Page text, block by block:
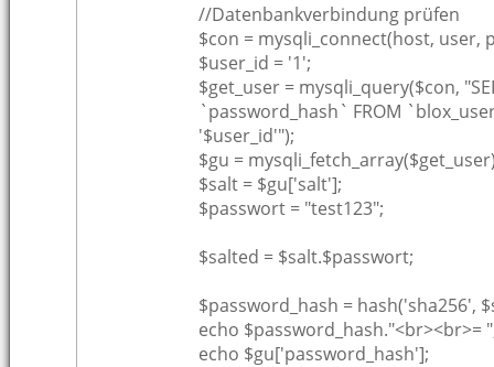
//Datenbankverbindung prüfen
$con = mysqli_connect(host, user,
$user_id = '1';
$get_user = mysqli_query($con,
`password_hash` FROM
'$user_id'");
$gu =
$salt = $gu['salt'];
$passwort = "test123";
$salted = $salt.$passwort;
$password_hash = hash('sha256',
echo $password_hash."<br><br>=
echo $gu['password_hash'];